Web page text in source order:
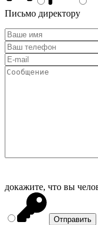
Письмо директору
докажите, что вы